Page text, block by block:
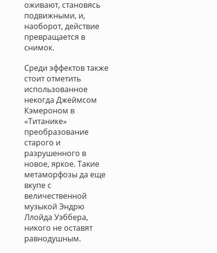
оживают, становясь
подвижными, и,
наоборот, действие
превращается в
снимок.
Среди эффектов также
стоит отметить
использованное
некогда Джеймсом
Кэмероном в
«Титанике»
преобразование
старого и
разрушенного в
новое, яркое. Такие
метаморфозы да еще
вкупе с
величественной
музыкой Эндрю
Ллойда Уэббера,
никого не оставят
равнодушным.